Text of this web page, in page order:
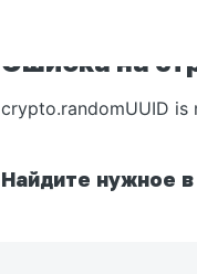
Ошибка на
crypto.randomUUID is
Найдите нужное в